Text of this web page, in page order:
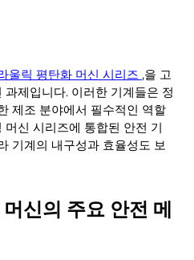
울릭 평탄화 머신 시리즈 ,을 고
제입니다. 이러한 기계들은 정
제조 분야에서 필수적인 역할
신 시리즈에 통합된 안전 기
기계의 내구성과 효율성도 보
신의 주요 안전 메